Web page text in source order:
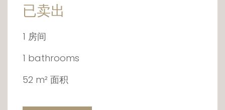
已卖出
1 房间
1 bathrooms
52 m² 面积